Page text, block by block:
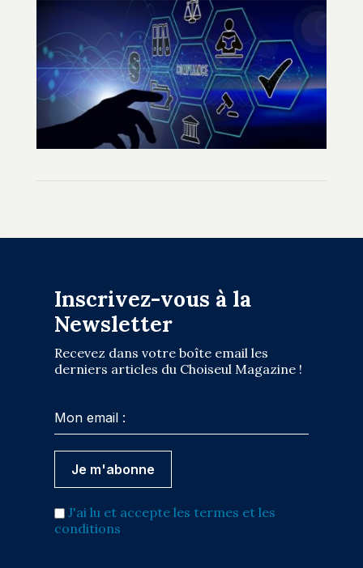
Inscrivez-vous à la
Newsletter
Recevez dans votre boîte email les
derniers articles du Choiseul Magazine !
J'ai lu et accepte les termes et les
conditions